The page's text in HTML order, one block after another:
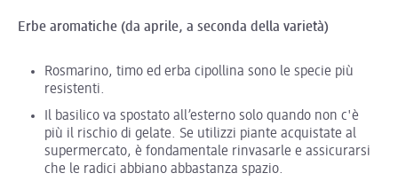
Erbe aromatiche (da aprile, a seconda della varietà)
Rosmarino, timo ed erba cipollina sono le specie più
resistenti.
Il basilico va spostato all’esterno solo quando non c'è
più il rischio di gelate. Se utilizzi piante acquistate al
supermercato, è fondamentale rinvasarle e assicurarsi
che le radici abbiano abbastanza spazio.